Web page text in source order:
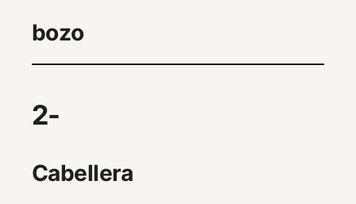
bozo
2-
Cabellera